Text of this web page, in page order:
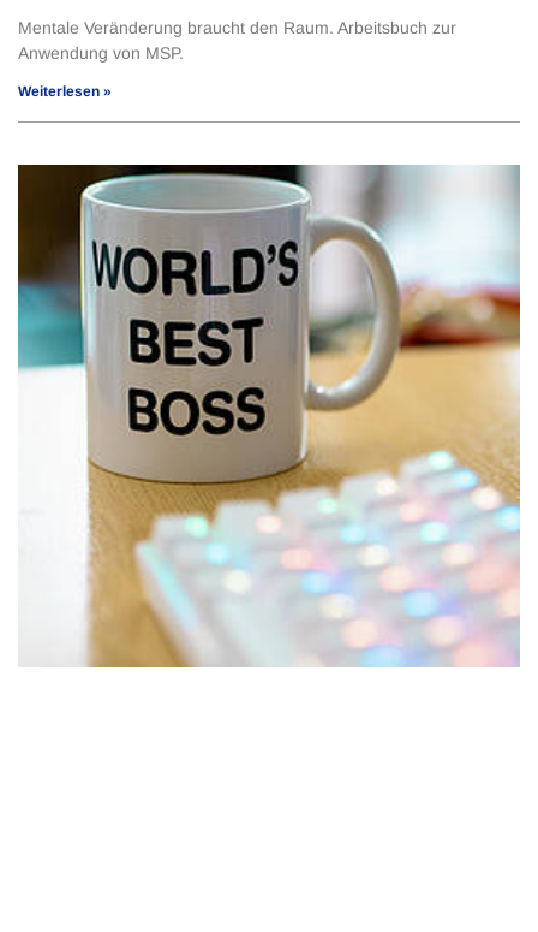
Mentale Veränderung braucht den Raum. Arbeitsbuch zur
Anwendung von MSP.
Weiterlesen »